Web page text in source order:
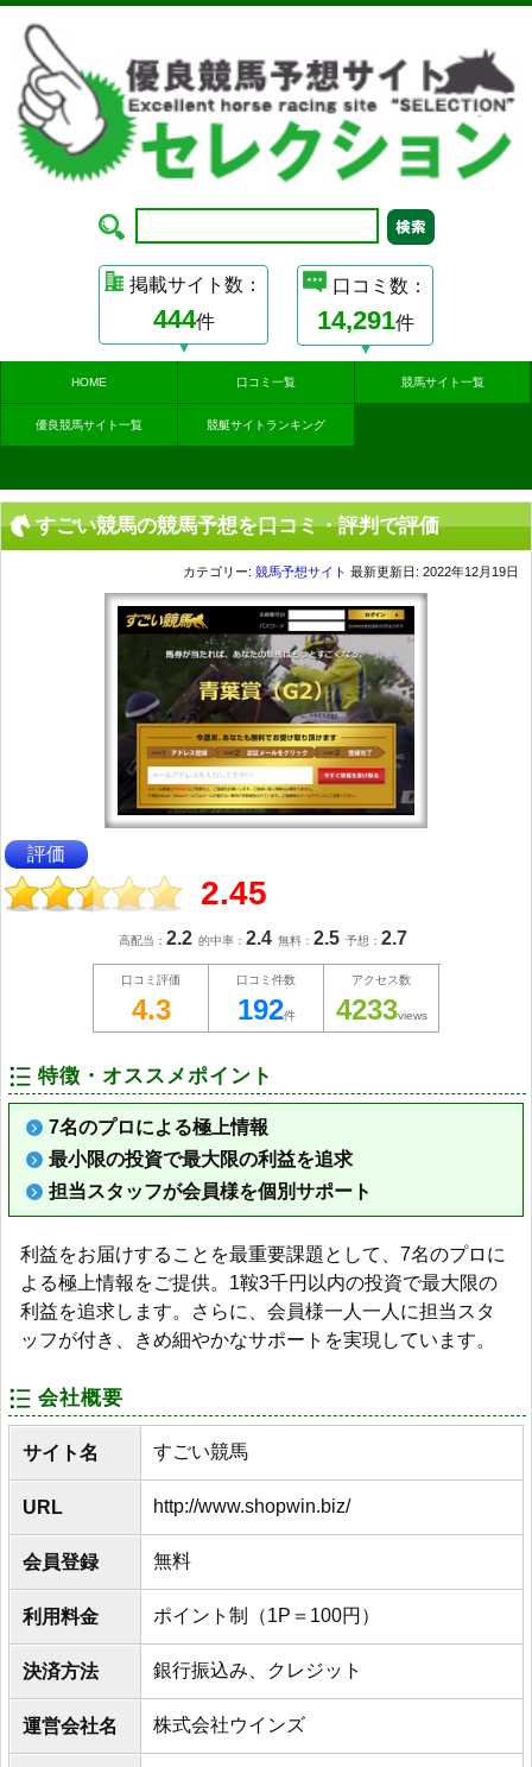
掲載サイト数：
444件
口コミ数：
14,291件
HOME 口コミ一覧 競馬サイト一覧
優良競馬サイト一覧 競艇サイトランキング
すごい競馬の競馬予想を口コミ・評判で評価
カテゴリー: 競馬予想サイト 最新更新日: 2022年12月19日
評価
2.45
高配当： 2.2 的中率： 2.4 無料： 2.5 予想： 2.7
口コミ評価
4.3
口コミ件数
192件
アクセス数
4233views
特徴・オススメポイント
7名のプロによる極上情報
最小限の投資で最大限の利益を追求
担当スタッフが会員様を個別サポート
利益をお届けすることを最重要課題として、7名のプロに
よる極上情報をご提供。1鞍3千円以内の投資で最大限の
利益を追求します。さらに、会員様一人一人に担当スタ
ッフが付き、きめ細やかなサポートを実現しています。
会社概要
サイト名 すごい競馬
URL http://www.shopwin.biz/
会員登録 無料
利用料金 ポイント制（1P＝100円）
決済方法 銀行振込み、クレジット
運営会社名 株式会社ウインズ